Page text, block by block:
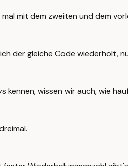
mit dem zweiten und dem
der gleiche Code wiederholt,
kennen, wissen wir auch, wie